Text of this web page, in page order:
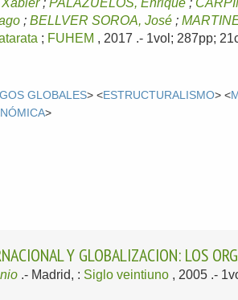
;PALAZUELOS, Enrique ;
;BELLVER SOROA, José ;
; FUHEM , 2017 .- 1vol; 287pp;
GLOBALES> <ESTRUCTURALISMO> <
>
Y GLOBALIZACION: LOS
.- Madrid, : Siglo veintiuno , 2005 .-